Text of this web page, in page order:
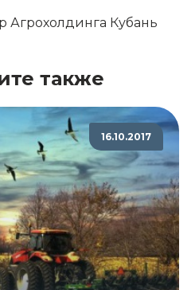
Агрохолдинга Кубань
также
16.10.2017